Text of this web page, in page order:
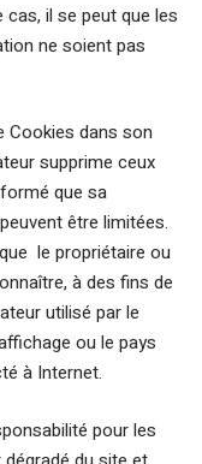
cas, il se peut que les
ne soient pas
Cookies dans son
supprime ceux
que sa
être limitées.
le propriétaire ou
à des fins de
utilisé par le
ou le pays
à Internet.
pour les